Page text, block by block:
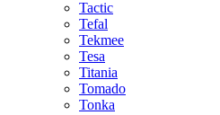
Tactic
Tefal
Tekmee
Tesa
Titania
Tomado
Tonka